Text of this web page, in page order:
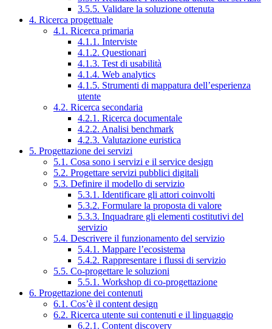
3.5.5. Validare la soluzione ottenuta
4. Ricerca progettuale
4.1. Ricerca primaria
4.1.1. Interviste
4.1.2. Questionari
4.1.3. Test di usabilità
4.1.4. Web analytics
4.1.5. Strumenti di mappatura dell’esperienza
utente
4.2. Ricerca secondaria
4.2.1. Ricerca documentale
4.2.2. Analisi benchmark
4.2.3. Valutazione euristica
5. Progettazione dei servizi
5.1. Cosa sono i servizi e il service design
5.2. Progettare servizi pubblici digitali
5.3. Definire il modello di servizio
5.3.1. Identificare gli attori coinvolti
5.3.2. Formulare la proposta di valore
5.3.3. Inquadrare gli elementi costitutivi del
servizio
5.4. Descrivere il funzionamento del servizio
5.4.1. Mappare l’ecosistema
5.4.2. Rappresentare i flussi di servizio
5.5. Co-progettare le soluzioni
5.5.1. Workshop di co-progettazione
6. Progettazione dei contenuti
6.1. Cos’è il content design
6.2. Ricerca utente sui contenuti e il linguaggio
6.2.1. Content discovery